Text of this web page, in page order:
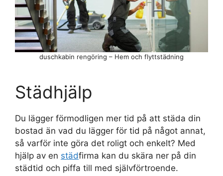
Städhjälp
Du lägger förmodligen mer tid på att städa din
bostad än vad du lägger för tid på något annat,
så varför inte göra det roligt och enkelt? Med
hjälp av en städfirma kan du skära ner på din
städtid och piffa till med självförtroende.
duschkabin rengöring – Hem och flyttstädning